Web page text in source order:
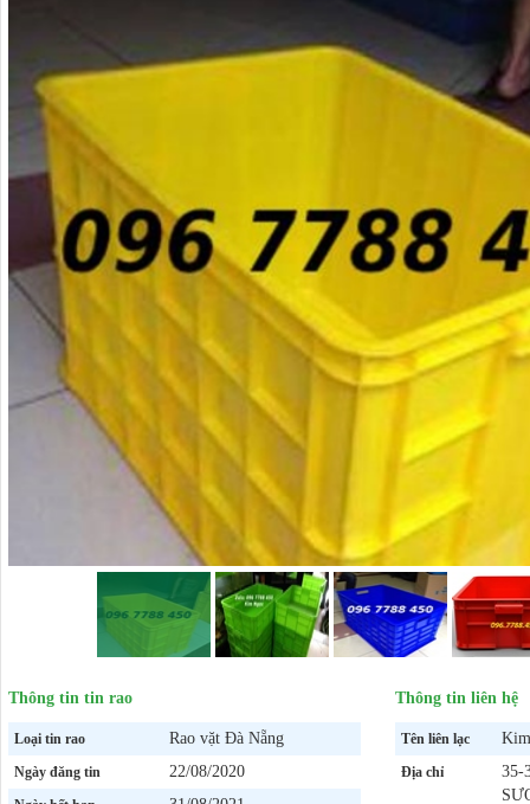
Thông tin tin rao
Loại tin rao Rao vặt Đà Nẵng
Ngày đăng tin 22/08/2020
Thông tin liên hệ
Tên liên lạc
Địa chỉ
35-